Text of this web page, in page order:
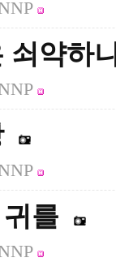
쇠약하
를